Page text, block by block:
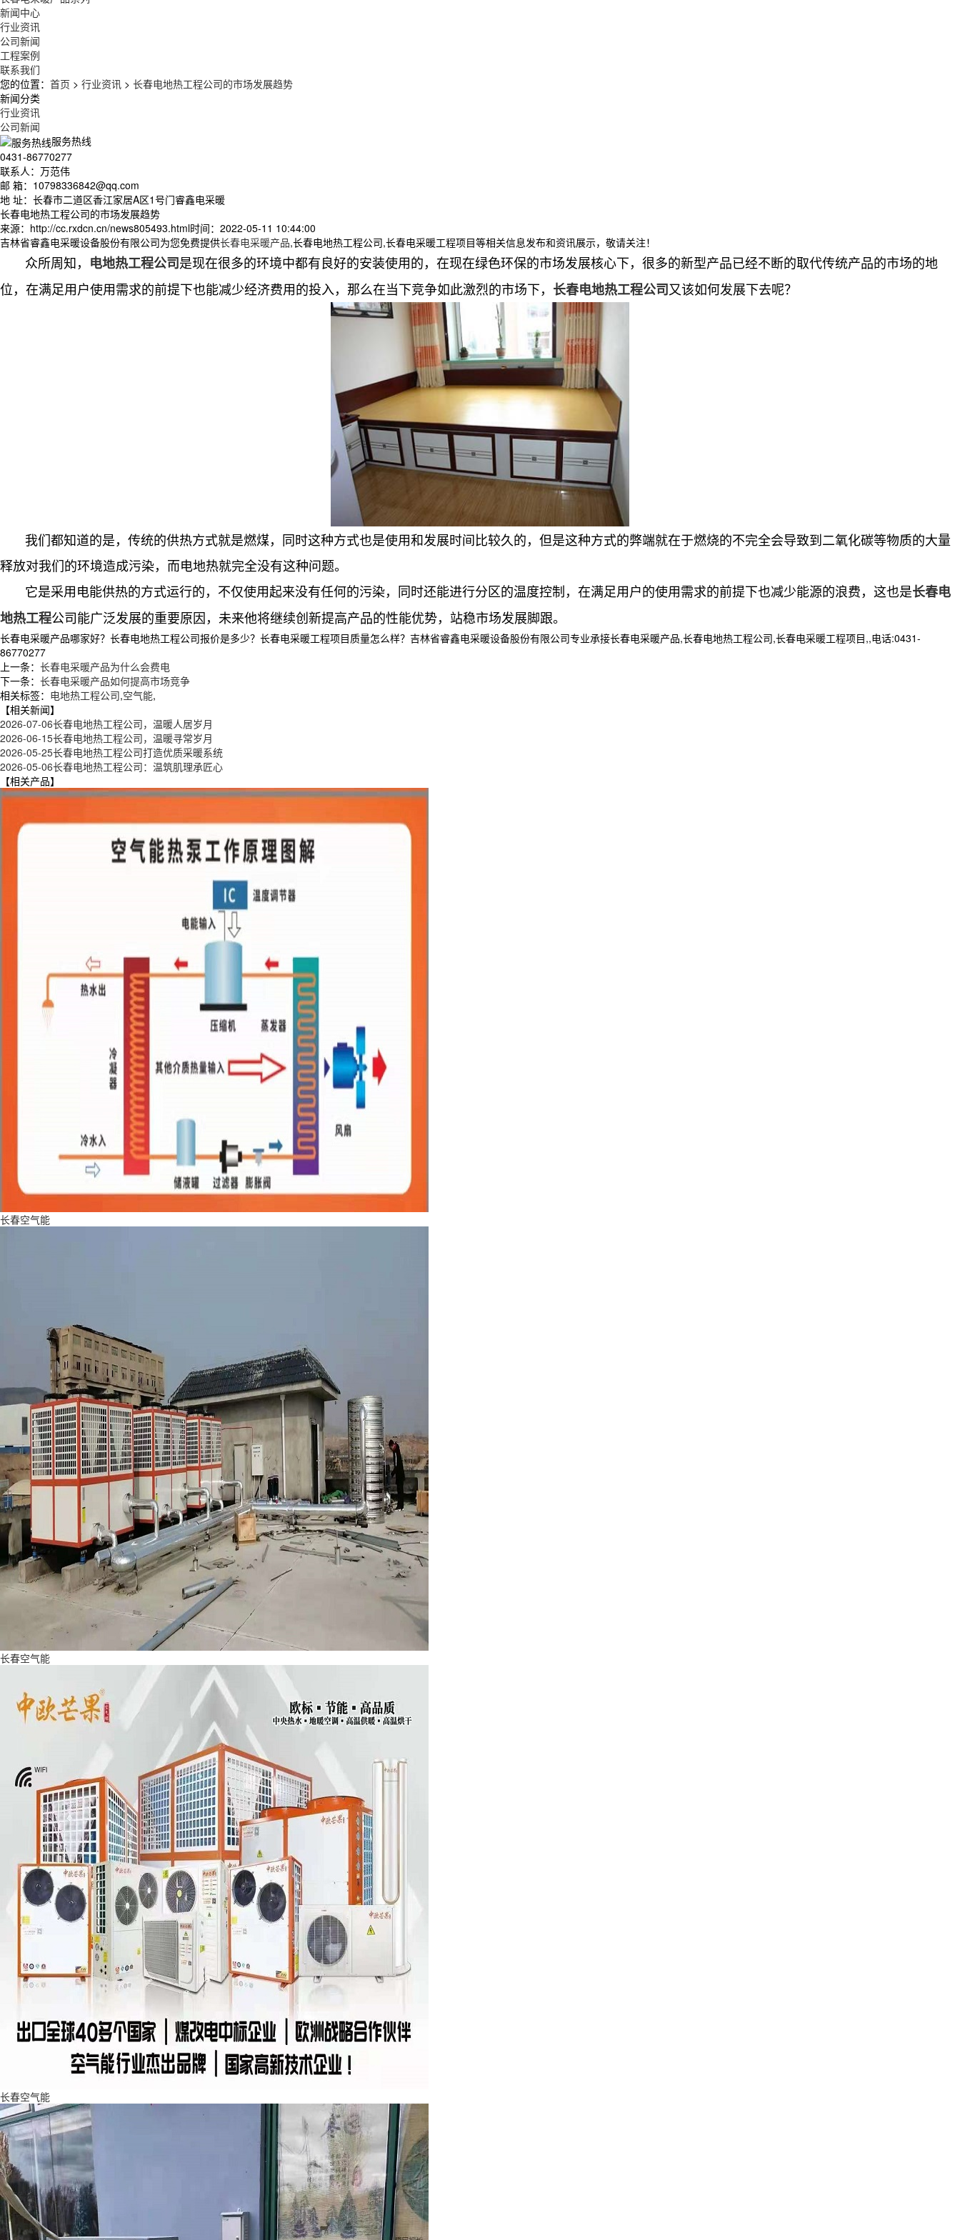
新闻中心
行业资讯
公司新闻
工程案例
联系我们
您的位置： 首页 > 行业资讯 > 长春电地热工程公司的市场发展趋势
新闻分类
行业资讯
公司新闻
服务热线
0431-86770277
联系人：万范伟
邮 箱：10798336842@qq.com
地 址：长春市二道区香江家居A区1号门睿鑫电采暖
长春电地热工程公司的市场发展趋势
来源：http://cc.rxdcn.cn/news805493.html时间：2022-05-11 10:44:00
吉林省睿鑫电采暖设备股份有限公司为您免费提供长春电采暖产品,长春电地热工程公司,长春电采暖工程项目等相关信息发布和资讯展示，敬请关注！
众所周知， 电地热工程公司是现在很多的环境中都有良好的安装使用的，在现在绿色环保的市场发展核心下，很多的新型产品已经不断的取代传统产品的市场的地
位，在满足用户使用需求的前提下也能减少经济费用的投入，那么在当下竞争如此激烈的市场下， 长春电地热工程公司又该如何发展下去呢？
我们都知道的是，传统的供热方式就是燃煤，同时这种方式也是使用和发展时间比较久的，但是这种方式的弊端就在于燃烧的不完全会导致到二氧化碳等物质的大量
释放对我们的环境造成污染，而电地热就完全没有这种问题。
它是采用电能供热的方式运行的，不仅使用起来没有任何的污染，同时还能进行分区的温度控制，在满足用户的使用需求的前提下也减少能源的浪费，这也是长春电
地热工程公司能广泛发展的重要原因，未来他将继续创新提高产品的性能优势，站稳市场发展脚跟。
长春电采暖产品哪家好？长春电地热工程公司报价是多少？长春电采暖工程项目质量怎么样？吉林省睿鑫电采暖设备股份有限公司专业承接长春电采暖产品,长春电地热工程公司,长春电采暖工程项目,,电话:0431-
86770277
上一条： 长春电采暖产品为什么会费电
下一条： 长春电采暖产品如何提高市场竞争
相关标签： 电地热工程公司,空气能,
【相关新闻】
2026-07-06长春电地热工程公司，温暖人居岁月
2026-06-15长春电地热工程公司，温暖寻常岁月
2026-05-25长春电地热工程公司打造优质采暖系统
2026-05-06长春电地热工程公司：温筑肌理承匠心
【相关产品】
长春空气能
长春空气能
长春空气能